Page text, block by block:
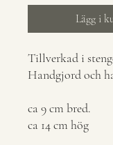
Lägg i
Tillverkad i
Handgjord och
ca 9 cm bred.
ca 14 cm hög